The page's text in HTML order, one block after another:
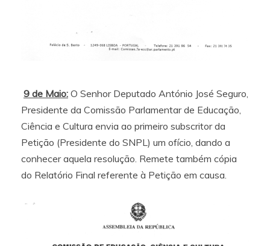
9 de Maio: O Senhor Deputado António José Seguro,
Presidente da Comissão Parlamentar de Educação,
Ciência e Cultura envia ao primeiro subscritor da
Petição (Presidente do SNPL) um ofício, dando a
conhecer aquela resolução. Remete também cópia
do Relatório Final referente à Petição em causa.